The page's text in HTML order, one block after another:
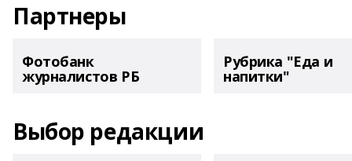
Партнеры
Фотобанк
журналистов РБ
Рубрика "Еда и
напитки"
Выбор редакции